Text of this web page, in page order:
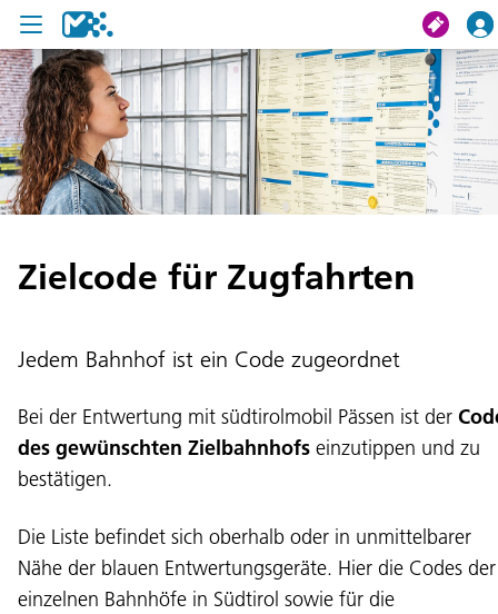
Suche
Meine Fahrt
U19 Pass
Projekte
Service und Kontakt
Zielcode für Zugfahrten
Jedem Bahnhof ist ein Code zugeordnet
Bei der Entwertung mit südtirolmobil Pässen ist der
des gewünschten Zielbahnhofs einzutippen und zu
bestätigen.
Die Liste befindet sich oberhalb oder in unmittelbarer
Nähe der blauen Entwertungsgeräte. Hier die Codes der
einzelnen Bahnhöfe in Südtirol sowie für die